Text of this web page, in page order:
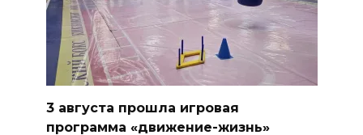
3 августа прошла игровая
программа «движение-жизнь»